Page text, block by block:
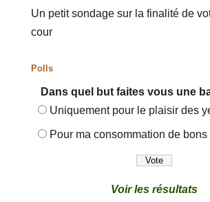
Un petit sondage sur la finalité de
cour
Polls
Dans quel but faites vous une
Uniquement pour le plaisir des
Pour ma consommation de
Voir les résultats